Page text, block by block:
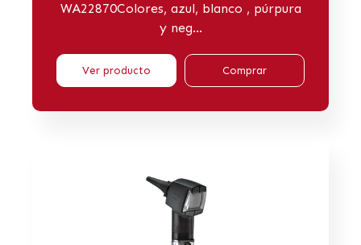
WA22870Colores, azul, blanco , púrpura
y neg...
Ver producto Comprar